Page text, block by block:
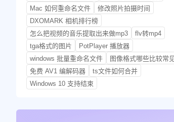
Mac 如何重命名文件
修改照片拍摄时间
DXOMARK 相机排行榜
怎么把视频的音乐提取出来做mp3
flv转mp4
tga格式的图片
PotPlayer 播放器
windows 批量重命名文件
图像格式哪些比较常
免费 AV1 编解码器
ts文件如何合并
Windows 10 支持结束